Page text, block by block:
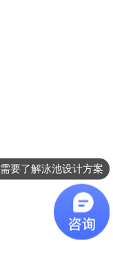
需要了解泳池设计方案